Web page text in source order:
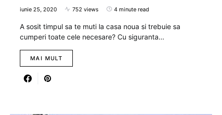
iunie 25, 2020 752 views 4 minute read
A sosit timpul sa te muti la casa noua si trebuie sa
cumperi toate cele necesare? Cu siguranta…
MAI MULT